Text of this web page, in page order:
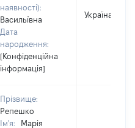
наявності):
Васильївна
Дата
народження:
[Конфіденційна
інформація]
Україна
Прізвище:
Репешко
Ім'я:
Марія